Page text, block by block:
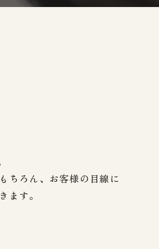
ちろん、お客様の目線に
ます。